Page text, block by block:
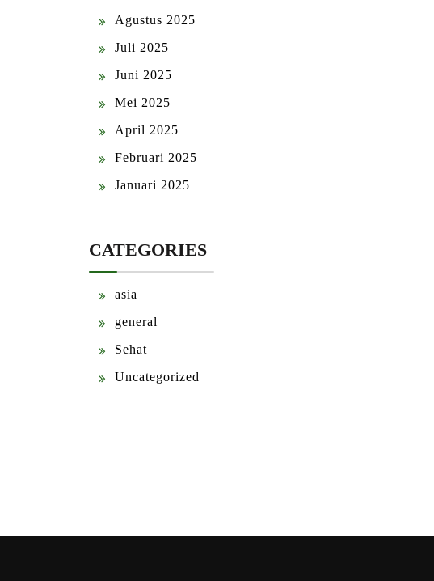
Agustus 2025
Juli 2025
Juni 2025
Mei 2025
April 2025
Februari 2025
Januari 2025
CATEGORIES
asia
general
Sehat
Uncategorized